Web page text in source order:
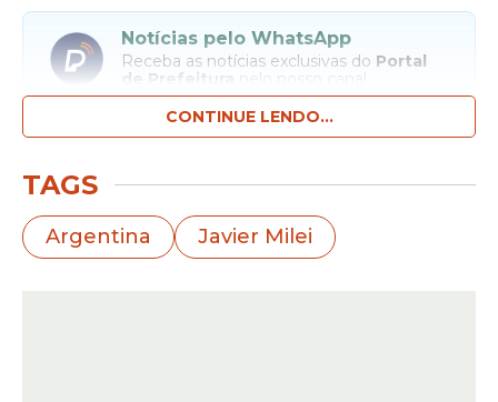
Notícias pelo WhatsApp
Receba as notícias exclusivas do Portal
de Prefeitura
pelo nosso canal.
Entrar no canal
um quadro difícil no curto prazo para o
país, seja qual for o vencedor, e também
CONTINUE LENDO...
TAGS
Argentina Javier Milei